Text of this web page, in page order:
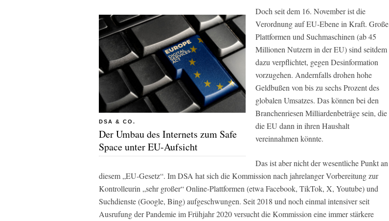
DSA & CO.
Der Umbau des Internets zum Safe
Space unter EU-Aufsicht
Doch seit dem 16. November ist die
Verordnung auf EU-Ebene in Kraft. Große
Plattformen und Suchmaschinen (ab 45
Millionen Nutzern in der EU) sind seitdem
dazu verpflichtet, gegen Desinformation
vorzugehen. Andernfalls drohen hohe
Geldbußen von bis zu sechs Prozent des
globalen Umsatzes. Das können bei den
Branchenriesen Milliardenbeträge sein, die
die EU dann in ihren Haushalt
vereinnahmen könnte.
Das ist aber nicht der wesentliche Punkt an
diesem „EU-Gesetz“. Im DSA hat sich die Kommission nach jahrelanger Vorbereitung zur
Kontrolleurin „sehr großer“ Online-Plattformen (etwa Facebook, TikTok, X, Youtube) und
Suchdienste (Google, Bing) aufgeschwungen. Seit 2018 und noch einmal intensiver seit
Ausrufung der Pandemie im Frühjahr 2020 versucht die Kommission eine immer stärkere